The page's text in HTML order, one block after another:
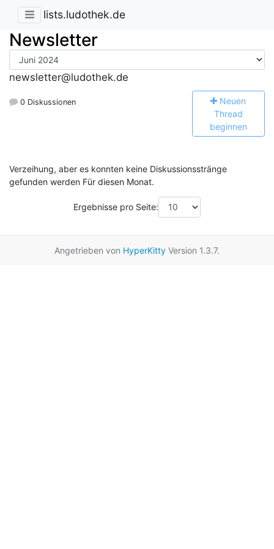
lists.ludothek.de
Newsletter
newsletter@ludothek.de
0 Diskussionen Neuen
Thread
beginnen
Verzeihung, aber es konnten keine Diskussionsstränge
gefunden werden Für diesen Monat.
Ergebnisse pro Seite:
Angetrieben von HyperKitty Version 1.3.7.